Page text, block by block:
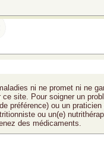
ni ne promet ni ne
site. Pour soigner un
préférence) ou un
ou un(e)
des médicaments.